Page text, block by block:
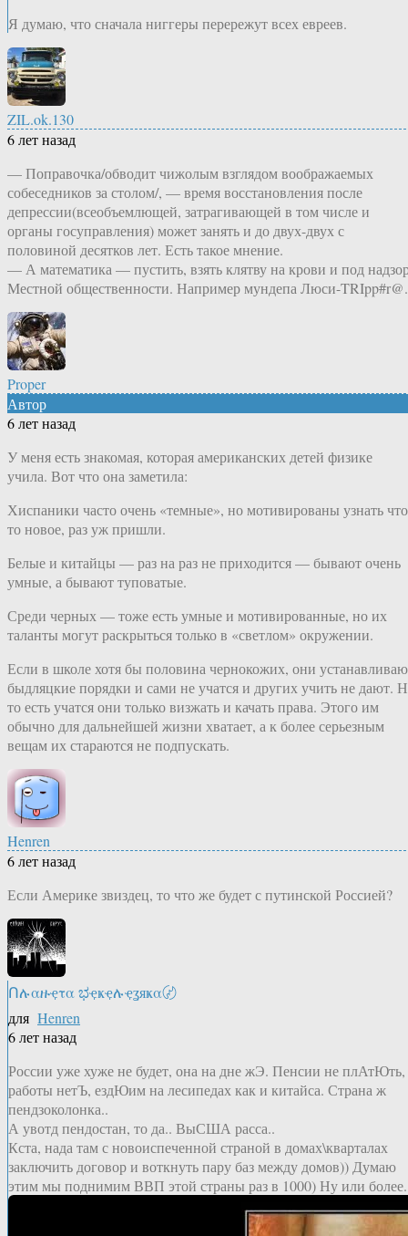
Я думаю, что сначала ниггеры перережут всех евреев.
ZIL.ok.130
6 лет назад
— Поправочка/обводит чижолым взглядом воображаемых
собеседников за столом/, — время восстановления после
депрессии(всеобъемлющей, затрагивающей в том числе и
органы госуправления) может занять и до двух-двух с
половиной десятков лет. Есть такое мнение.
— А математика — пустить, взять клятву на крови и под
Местной общественности. Например мундепа Люси-TRIpp#r@.
Proper
Автор
6 лет назад
У меня есть знакомая, которая американских детей физике
учила. Вот что она заметила:
Хиспаники часто очень «темные», но мотивированы узнать
то новое, раз уж пришли.
Белые и китайцы — раз на раз не приходится — бывают очень
умные, а бывают туповатые.
Среди черных — тоже есть умные и мотивированные, но их
таланты могут раскрыться только в «светлом» окружении.
Если в школе хотя бы половина чернокожих, они
быдляцкие порядки и сами не учатся и других учить не дают.
то есть учатся они только визжать и качать права. Этого им
обычно для дальнейшей жизни хватает, а к более серьезным
вещам их стараются не подпускать.
Henren
6 лет назад
Если Америке звиздец, то что же будет с путинской Россией?
Ոሉαዙҿτα ಭҿҝҿሉҿʓяҝα〄
для Henren
6 лет назад
России уже хуже не будет, она на дне жЭ. Пенсии не плАтЮть,
работы нетЪ, ездЮим на лесипедах как и китайса. Страна ж
пендзоколонка..
А увотд пендостан, то да.. ВыСША расса..
Кста, нада там с новоиспеченной страной в домах\кварталах
заключить договор и воткнуть пару баз между домов)) Думаю
этим мы поднимим ВВП этой страны раз в 1000) Ну или более.